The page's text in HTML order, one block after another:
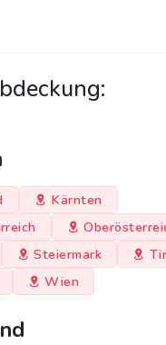
Kärnten
Steiermark
Wien